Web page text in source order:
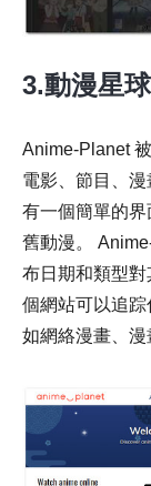
3.動漫星球
Anime-Planet
電影、節目、
有一個簡單的
舊動漫。
布日期和類型
個網站可以追踪
如網絡漫畫、漫